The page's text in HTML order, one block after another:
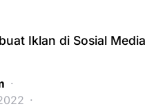
Iklan di Sosial Media